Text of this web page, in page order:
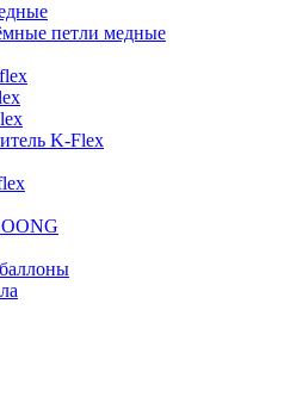
петли медные
K-Flex